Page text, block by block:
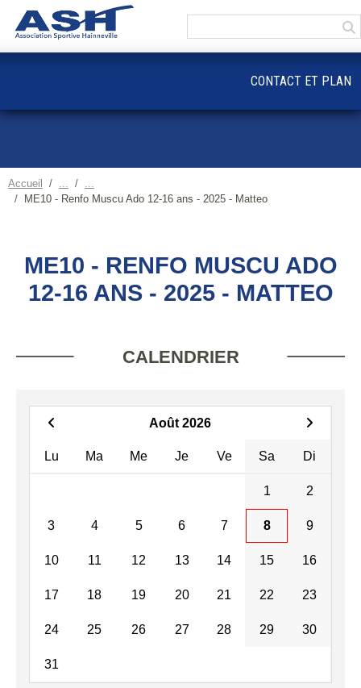
Accueil
ME10 - Renfo Muscu Ado 12-16 ans - 2025 - Matteo
ME10 - RENFO MUSCU ADO
12-16 ANS - 2025 - MATTEO
CALENDRIER
Août 2026
Lu Ma Me Je Ve Sa Di
1 2
3 4 5 6 7 8 9
10 11 12 13 14 15 16
17 18 19 20 21 22 23
24 25 26 27 28 29 30
31
CONTACT ET PLAN
Panneau de gestion des cookies